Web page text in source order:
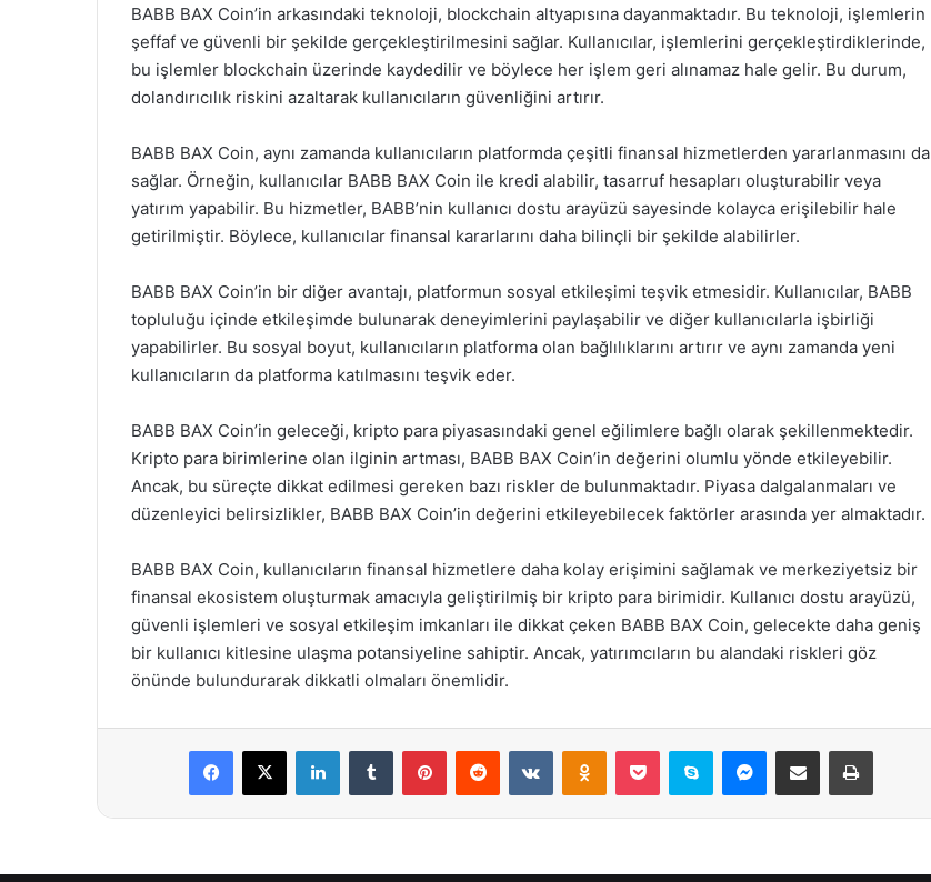
BABB BAX Coin’in arkasındaki teknoloji, blockchain altyapısına dayanmaktadır. Bu teknoloji, işlemlerin
şeffaf ve güvenli bir şekilde gerçekleştirilmesini sağlar. Kullanıcılar, işlemlerini gerçekleştirdiklerinde,
bu işlemler blockchain üzerinde kaydedilir ve böylece her işlem geri alınamaz hale gelir. Bu durum,
dolandırıcılık riskini azaltarak kullanıcıların güvenliğini artırır.
BABB BAX Coin, aynı zamanda kullanıcıların platformda çeşitli finansal hizmetlerden yararlanmasını da
sağlar. Örneğin, kullanıcılar BABB BAX Coin ile kredi alabilir, tasarruf hesapları oluşturabilir veya
yatırım yapabilir. Bu hizmetler, BABB’nin kullanıcı dostu arayüzü sayesinde kolayca erişilebilir hale
getirilmiştir. Böylece, kullanıcılar finansal kararlarını daha bilinçli bir şekilde alabilirler.
BABB BAX Coin’in bir diğer avantajı, platformun sosyal etkileşimi teşvik etmesidir. Kullanıcılar, BABB
topluluğu içinde etkileşimde bulunarak deneyimlerini paylaşabilir ve diğer kullanıcılarla işbirliği
yapabilirler. Bu sosyal boyut, kullanıcıların platforma olan bağlılıklarını artırır ve aynı zamanda yeni
kullanıcıların da platforma katılmasını teşvik eder.
BABB BAX Coin’in geleceği, kripto para piyasasındaki genel eğilimlere bağlı olarak şekillenmektedir.
Kripto para birimlerine olan ilginin artması, BABB BAX Coin’in değerini olumlu yönde etkileyebilir.
Ancak, bu süreçte dikkat edilmesi gereken bazı riskler de bulunmaktadır. Piyasa dalgalanmaları ve
düzenleyici belirsizlikler, BABB BAX Coin’in değerini etkileyebilecek faktörler arasında yer almaktadır.
BABB BAX Coin, kullanıcıların finansal hizmetlere daha kolay erişimini sağlamak ve merkeziyetsiz bir
finansal ekosistem oluşturmak amacıyla geliştirilmiş bir kripto para birimidir. Kullanıcı dostu arayüzü,
güvenli işlemleri ve sosyal etkileşim imkanları ile dikkat çeken BABB BAX Coin, gelecekte daha geniş
bir kullanıcı kitlesine ulaşma potansiyeline sahiptir. Ancak, yatırımcıların bu alandaki riskleri göz
önünde bulundurarak dikkatli olmaları önemlidir.
Facebook
X LinkedInTumblr PinterestReddit VKontakteOdnoklassniki
Pocket Skype Messenger
E-Posta ile paylaş Yazdır